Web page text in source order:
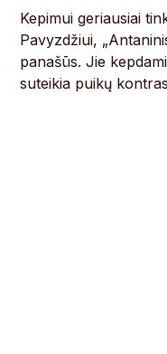
Kepimui geriausiai
Pavyzdžiui,
panašūs. Jie
suteikia puikų